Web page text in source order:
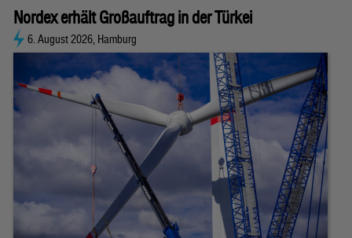
Nordex erhält Großauftrag in der Türkei
6. August 2026, Hamburg